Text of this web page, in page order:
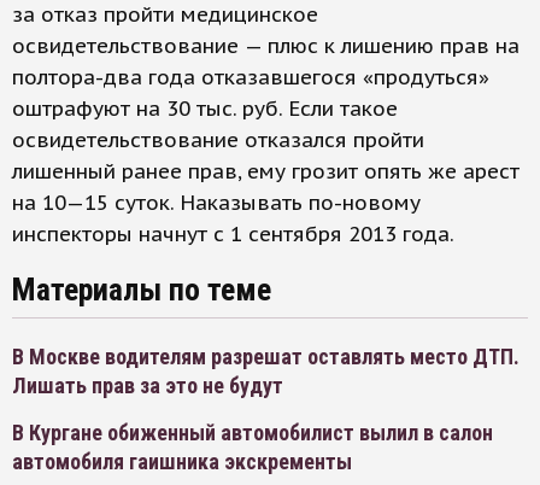
за отказ пройти медицинское
освидетельствование — плюс к лишению прав на
полтора-два года отказавшегося «продуться»
оштрафуют на 30 тыс. руб. Если такое
освидетельствование отказался пройти
лишенный ранее прав, ему грозит опять же арест
на 10—15 суток. Наказывать по-новому
инспекторы начнут с 1 сентября 2013 года.
Материалы по теме
В Москве водителям разрешат оставлять место ДТП.
Лишать прав за это не будут
В Кургане обиженный автомобилист вылил в салон
автомобиля гаишника экскременты